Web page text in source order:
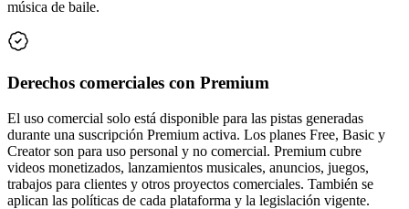
música de baile.
Derechos comerciales con Premium
El uso comercial solo está disponible para las pistas generadas
durante una suscripción Premium activa. Los planes Free, Basic y
Creator son para uso personal y no comercial. Premium cubre
videos monetizados, lanzamientos musicales, anuncios, juegos,
trabajos para clientes y otros proyectos comerciales. También se
aplican las políticas de cada plataforma y la legislación vigente.